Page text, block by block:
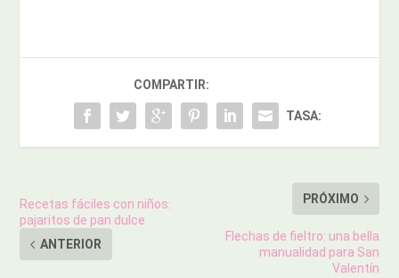
COMPARTIR:
TASA:
Recetas fáciles con niños:
pajaritos de pan dulce
ANTERIOR
PRÓXIMO
Flechas de fieltro: una bella
manualidad para San
Valentín